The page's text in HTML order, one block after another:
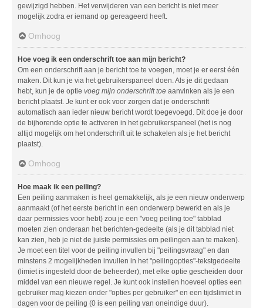
gewijzigd hebben. Het verwijderen van een bericht is niet meer
mogelijk zodra er iemand op gereageerd heeft.
Omhoog
Hoe voeg ik een onderschrift toe aan mijn bericht?
Om een onderschrift aan je bericht toe te voegen, moet je er eerst één
maken. Dit kun je via het gebruikerspaneel doen. Als je dit gedaan
hebt, kun je de optie voeg mijn onderschrift toe aanvinken als je een
bericht plaatst. Je kunt er ook voor zorgen dat je onderschrift
automatisch aan ieder nieuw bericht wordt toegevoegd. Dit doe je door
de bijhorende optie te activeren in het gebruikerspaneel (het is nog
altijd mogelijk om het onderschrift uit te schakelen als je het bericht
plaatst).
Omhoog
Hoe maak ik een peiling?
Een peiling aanmaken is heel gemakkelijk, als je een nieuw onderwerp
aanmaakt (of het eerste bericht in een onderwerp bewerkt en als je
daar permissies voor hebt) zou je een "voeg peiling toe" tabblad
moeten zien onderaan het berichten-gedeelte (als je dit tabblad niet
kan zien, heb je niet de juiste permissies om peilingen aan te maken).
Je moet een titel voor de peiling invullen bij "peilingsvraag" en dan
minstens 2 mogelijkheden invullen in het "peilingopties"-tekstgedeelte
(limiet is ingesteld door de beheerder), met elke optie gescheiden door
middel van een nieuwe regel. Je kunt ook instellen hoeveel opties een
gebruiker mag kiezen onder "opties per gebruiker" en een tijdslimiet in
dagen voor de peiling (0 is een peiling van oneindige duur).